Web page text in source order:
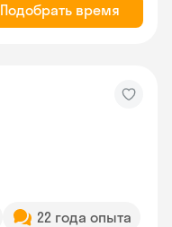
Подобрать время
22 года опыта